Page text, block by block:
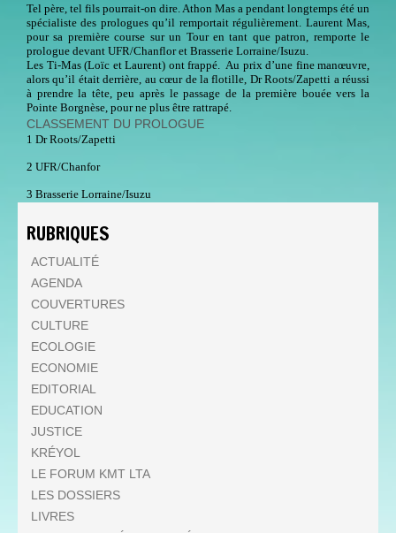
Tel père, tel fils pourrait-on dire. Athon Mas a pendant longtemps été un
spécialiste des prologues qu’il remportait régulièrement. Laurent Mas,
pour sa première course sur un Tour en tant que patron, remporte le
prologue devant UFR/Chanflor et Brasserie Lorraine/Isuzu.
Les Ti-Mas (Loïc et Laurent) ont frappé. Au prix d’une fine manœuvre,
alors qu’il était derrière, au cœur de la flotille, Dr Roots/Zapetti a réussi
à prendre la tête, peu après le passage de la première bouée vers la
Pointe Borgnèse, pour ne plus être rattrapé.
CLASSEMENT DU PROLOGUE
1 Dr Roots/Zapetti
2 UFR/Chanfor
3 Brasserie Lorraine/Isuzu
RUBRIQUES
ACTUALITÉ
AGENDA
COUVERTURES
CULTURE
ECOLOGIE
ECONOMIE
EDITORIAL
EDUCATION
JUSTICE
KRÉYOL
LE FORUM KMT LTA
LES DOSSIERS
LIVRES